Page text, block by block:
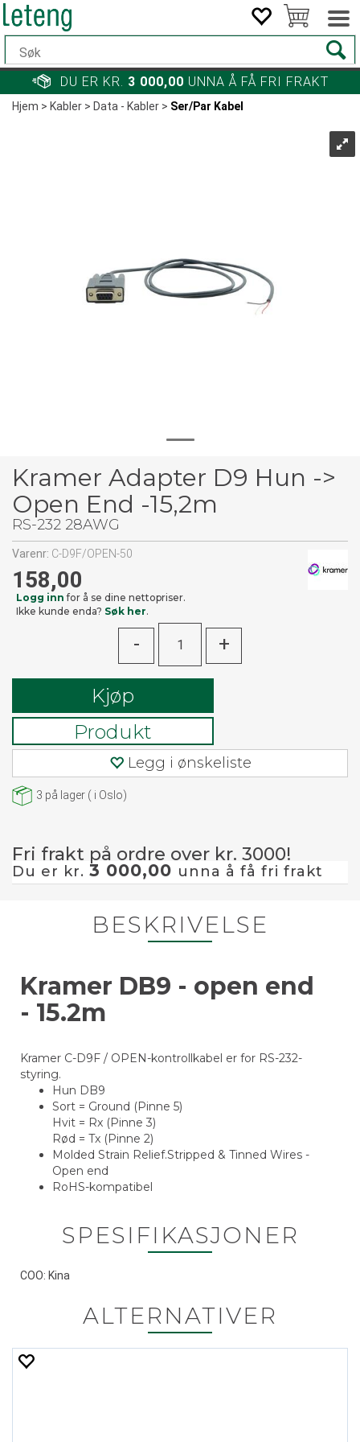
DU ER KR. 3 000,00 UNNA Å FÅ FRI FRAKT
Hjem>Kabler>Data - Kabler>Ser/Par Kabel
Kramer Adapter D9 Hun ->
Open End -15,2m
RS-232 28AWG
Varenr: C-D9F/OPEN-50
158,00
Logg inn for å se dine nettopriser.
Ikke kunde enda? Søk her.
- +
Kjøp
Produkt
Legg i ønskeliste
3 på lager ( i Oslo)
Fri frakt på ordre over kr. 3000!
Du er kr. 3 000,00 unna å få fri frakt
BESKRIVELSE
Kramer DB9 - open end
- 15.2m
Kramer C-D9F / OPEN-kontrollkabel er for RS-232-
styring.
Hun DB9
Sort = Ground (Pinne 5)
Hvit = Rx (Pinne 3)
Rød = Tx (Pinne 2)
Molded Strain Relief.Stripped & Tinned Wires -
Open end
RoHS-kompatibel
SPESIFIKASJONER
COO: Kina
ALTERNATIVER